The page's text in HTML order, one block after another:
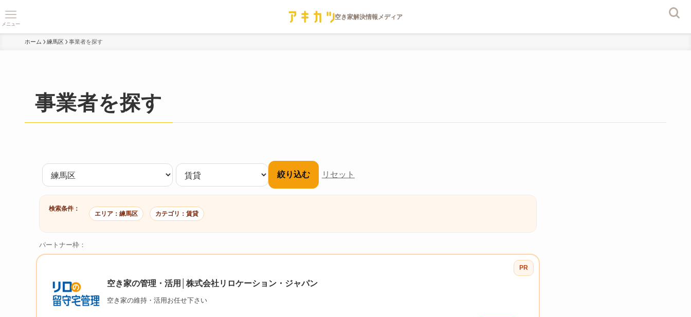
メニュー
ホーム 練馬区 事業者を探す
事業者を探す
絞り込む リセット
検索条件：
エリア：練馬区 カテゴリ：賃貸
パートナー枠：
PR
空き家の管理・活用│株式会社リロケーション・ジャパン
空き家の維持・活用お任せ下さい